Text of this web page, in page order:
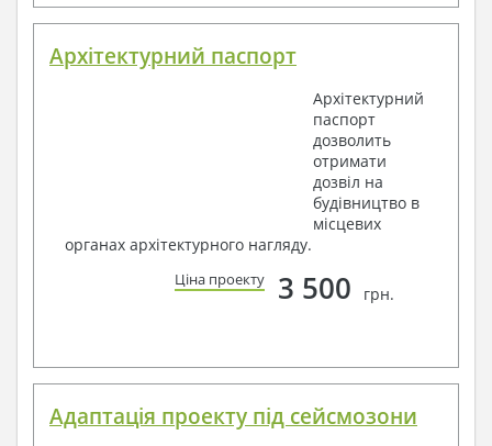
Архітектурний паспорт
Архітектурний
паспорт
дозволить
отримати
дозвіл на
будівництво в
місцевих
органах архітектурного нагляду.
Ціна проекту 3 500 грн.
Адаптація проекту під сейсмозони